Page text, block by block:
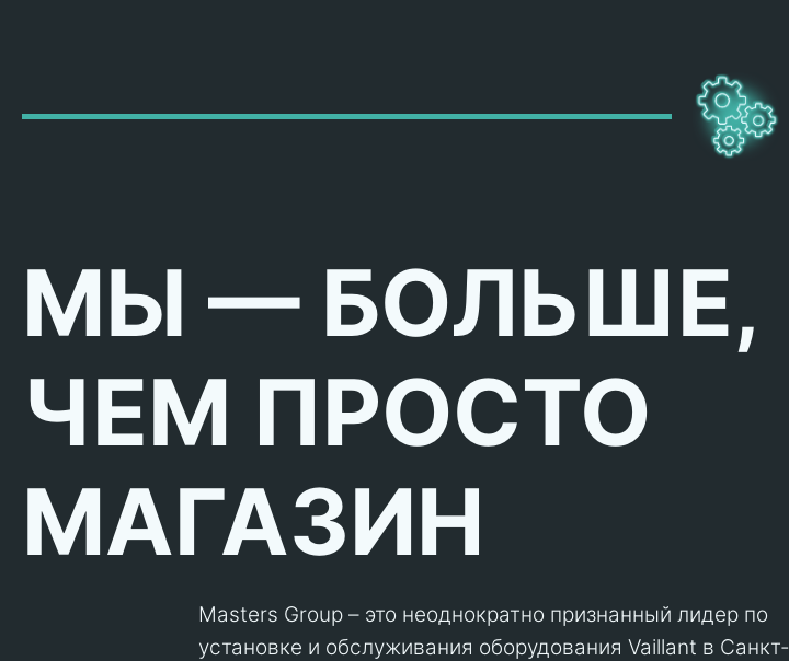
МЫ — БОЛЬШЕ,
ЧЕМ ПРОСТО
МАГАЗИН
Masters Group – это неоднократно признанный лидер по
установке и обслуживания оборудования Vaillant в Санкт-